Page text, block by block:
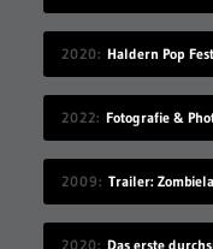
2020
2022 Fotografie &
2009 Trailer:
2020 Das erste